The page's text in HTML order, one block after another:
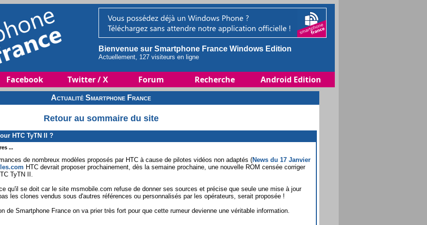
Bienvenue sur Smartphone France Windows Edition
Actuellement, 127 visiteurs en ligne
Facebook Twitter / X Forum Recherche Android Edition
Actualité Smartphone France
Retour au sommaire du site
HTC TyTN II ?
...
de nombreux modèles proposés par HTC à cause de pilotes vidéos non adaptés (News du 17 Janvier
HTC devrait proposer prochainement, dès la semaine prochaine, une nouvelle ROM censée corriger
TyTN II.
qu'il se doit car le site msmobile.com refuse de donner ses sources et précise que seule une mise à jour
les clones vendus sous d'autres références ou personnalisés par les opérateurs, serait proposée !
de Smartphone France on va prier très fort pour que cette rumeur devienne une véritable information.